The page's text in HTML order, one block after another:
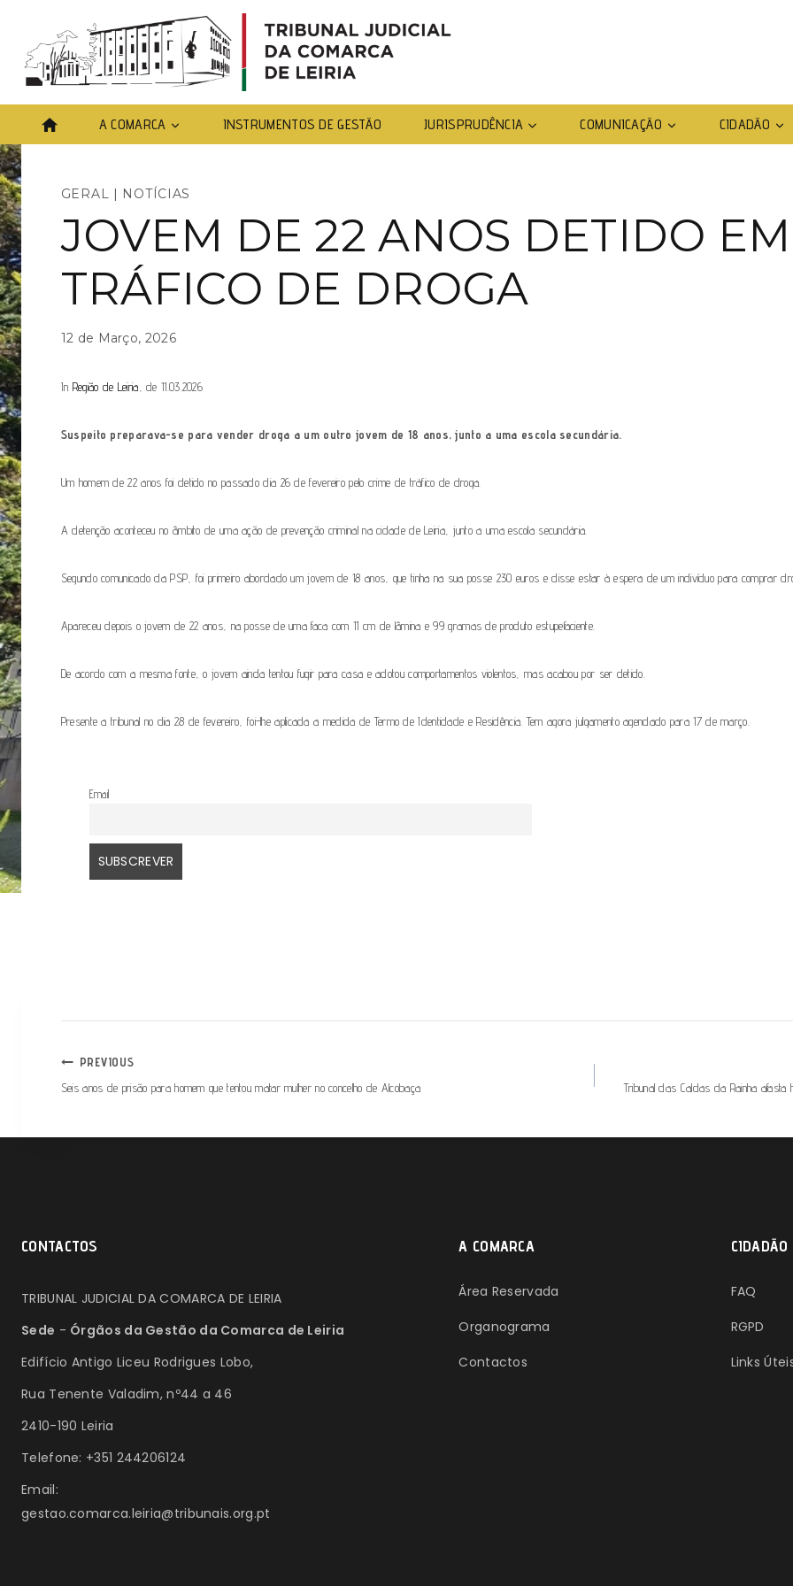
A COMARCA INSTRUMENTOS DE GESTÃO JURISPRUDÊNCIA COMUNICAÇÃO CIDADÃO
GERAL | NOTÍCIAS
JOVEM DE 22 ANOS DETIDO
TRÁFICO DE DROGA
12 de Março, 2026
In Região de Leiria , de 11.03.2026
Suspeito preparava-se para vender droga a um outro jovem de 18 anos, junto a uma escola secundária.
Um homem de 22 anos foi detido no passado dia 26 de fevereiro pelo crime de tráfico de droga.
A detenção aconteceu no âmbito de uma ação de prevenção criminal na cidade de Leiria, junto a uma escola secundária.
Segundo comunicado da PSP, foi primeiro abordado um jovem de 18 anos, que tinha na sua posse 230 euros e disse estar à espera de um indivíduo para comprar
Apareceu depois o jovem de 22 anos, na posse de uma faca com 11 cm de lâmina e 99 gramas de produto estupefaciente.
De acordo com a mesma fonte, o jovem ainda tentou fugir para casa e adotou comportamentos violentos, mas acabou por ser detido.
Presente a tribunal no dia 28 de fevereiro, foi-lhe aplicada a medida de Termo de Identidade e Residência. Tem agora julgamento agendado para 17 de março.
Email
NAVEGAÇÃO
DE
PREVIOUS
Seis anos de prisão para homem que tentou matar mulher no concelho de Alcobaça
Tribunal das Caldas da Rainha
CONTACTOS
TRIBUNAL JUDICIAL DA COMARCA DE LEIRIA
Sede - Órgãos da Gestão da Comarca de Leiria
Edifício Antigo Liceu Rodrigues Lobo,
Rua Tenente Valadim, nº44 a 46
2410-190 Leiria
Telefone: +351 244206124
Email:
gestao.comarca.leiria@tribunais.org.pt
A COMARCA
Área Reservada
Organograma
Contactos
CIDADÃO
FAQ
RGPD
Links